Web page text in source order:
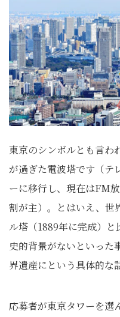
東京のシンボルとも言わ
が過ぎた電波塔です（テ
ーに移行し、現在はFM
割が主）。とはいえ、世
ル塔（1889年に完成）
史的背景がないといった
界遺産にという具体的な
応募者が東京タワーを選